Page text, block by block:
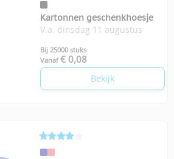
Kartonnen geschenkhoesje
V.a. dinsdag 11 augustus
Bij 25000 stuks
Vanaf € 0,08
Bekijk